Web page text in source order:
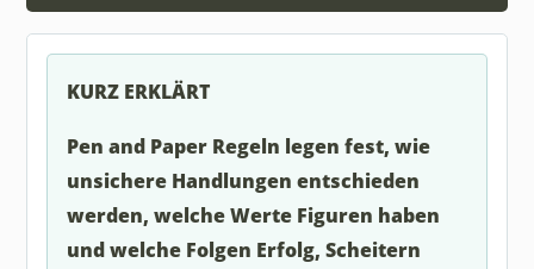
KURZ ERKLÄRT
Pen and Paper Regeln legen fest, wie
unsichere Handlungen entschieden
werden, welche Werte Figuren haben
und welche Folgen Erfolg, Scheitern